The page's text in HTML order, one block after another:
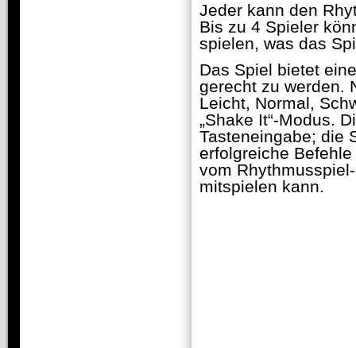
Jeder kann den
Bis zu 4 Spieler
spielen, was das
Das Spiel bietet
gerecht zu werden.
Leicht, Normal,
„Shake It“-Modus.
Tasteneingabe; die
erfolgreiche
vom
mitspielen kann.